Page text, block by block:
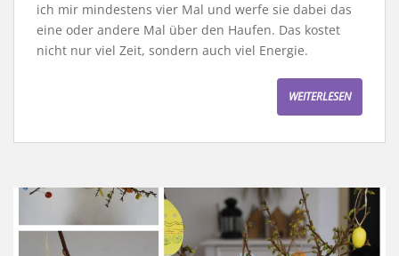
ich mir mindestens vier Mal und werfe sie dabei das
eine oder andere Mal über den Haufen. Das kostet
nicht nur viel Zeit, sondern auch viel Energie.
WEITERLESEN